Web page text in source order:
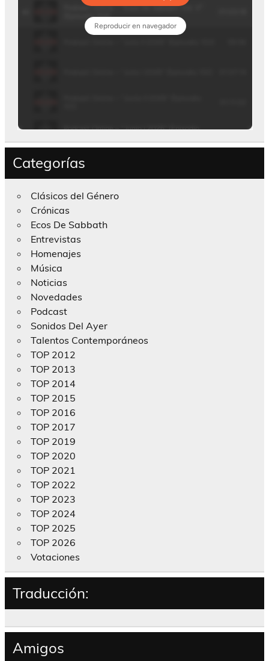
Categorías
Clásicos del Género
Crónicas
Ecos De Sabbath
Entrevistas
Homenajes
Música
Noticias
Novedades
Podcast
Sonidos Del Ayer
Talentos Contemporáneos
TOP 2012
TOP 2013
TOP 2014
TOP 2015
TOP 2016
TOP 2017
TOP 2019
TOP 2020
TOP 2021
TOP 2022
TOP 2023
TOP 2024
TOP 2025
TOP 2026
Votaciones
Traducción:
Amigos